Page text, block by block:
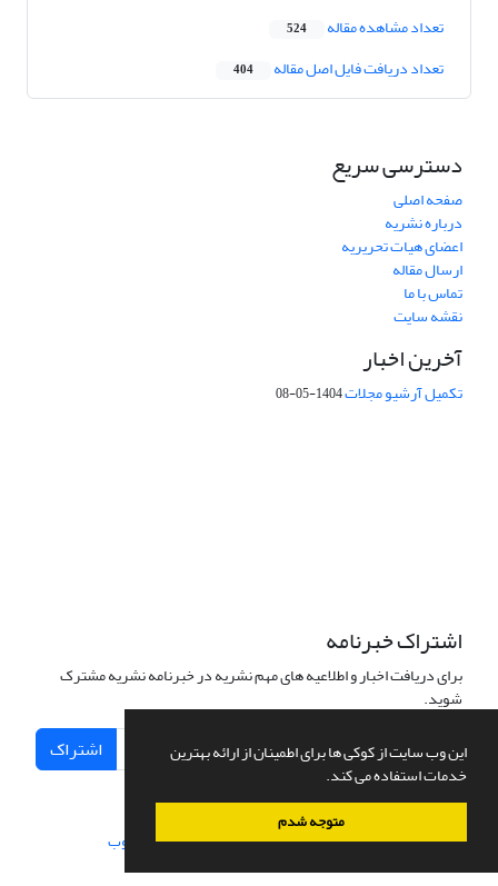
این وب سایت از کوکی ها برای اطمینان از ارائه بهترین
خدمات استفاده می کند.
متوجه شدم
تعداد مشاهده مقاله 524
تعداد دریافت فایل اصل مقاله 404
دسترسی سریع
صفحه اصلی
درباره نشریه
اعضای هیات تحریریه
ارسال مقاله
تماس با ما
نقشه سایت
آخرین اخبار
تکمیل آرشیو مجلات1404-05-08
اشتراک خبرنامه
برای دریافت اخبار و اطلاعیه های مهم نشریه در خبرنامه نشریه مشترک
شوید.
اشتراک
سامانه مدیریت نشریات علمی.طراحی و پیاده سازی از سیناوب